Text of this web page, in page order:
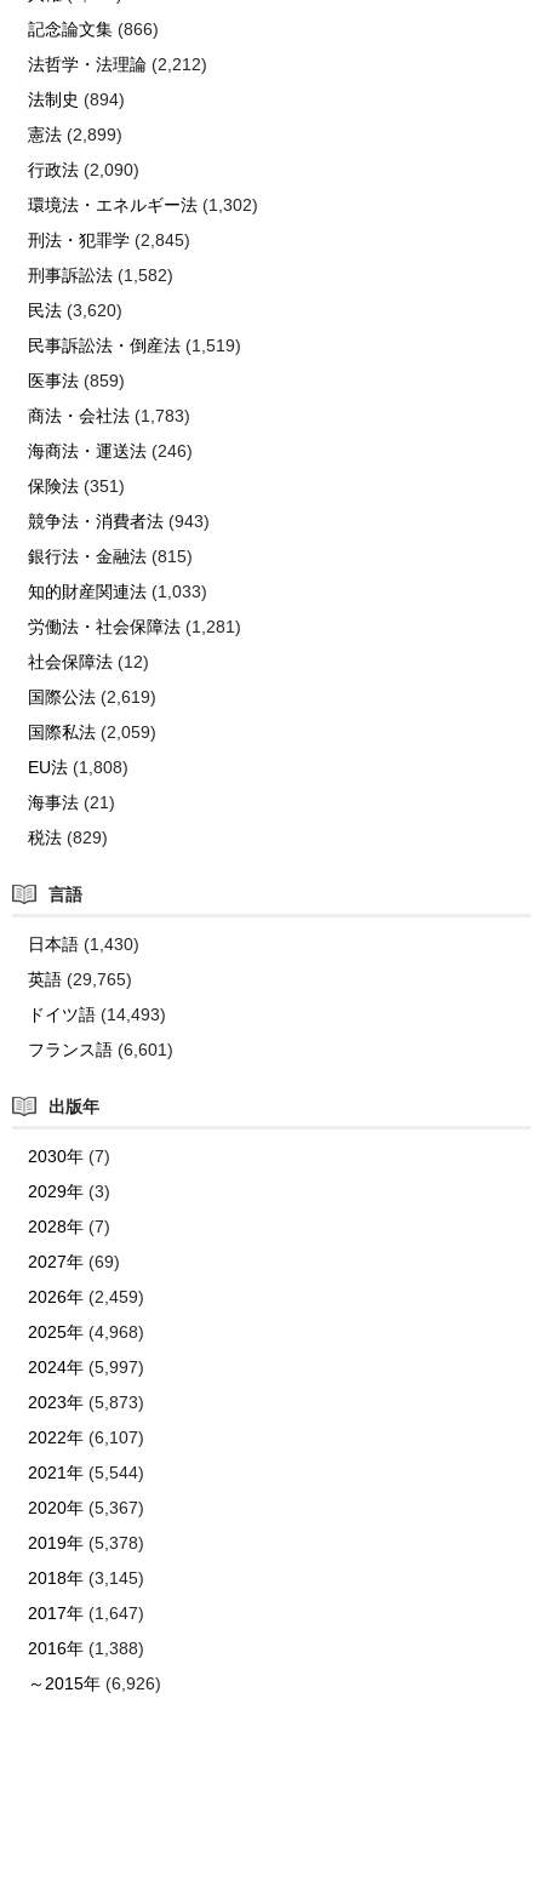
記念論文集(866)
法哲学・法理論(2,212)
法制史 (894)
憲法(2,899)
行政法(2,090)
環境法・エネルギー法(1,302)
刑法・犯罪学(2,845)
刑事訴訟法(1,582)
民法(3,620)
民事訴訟法・倒産法(1,519)
医事法(859)
商法・会社法(1,783)
海商法・運送法(246)
保険法(351)
競争法・消費者法(943)
銀行法・金融法(815)
知的財産関連法(1,033)
労働法・社会保障法(1,281)
社会保障法(12)
国際公法(2,619)
国際私法(2,059)
EU法(1,808)
海事法(21)
税法(829)
言語
日本語(1,430)
英語(29,765)
ドイツ語(14,493)
フランス語(6,601)
出版年
2030年(7)
2029年(3)
2028年(7)
2027年(69)
2026年(2,459)
2025年(4,968)
2024年(5,997)
2023年(5,873)
2022年(6,107)
2021年(5,544)
2020年(5,367)
2019年(5,378)
2018年(3,145)
2017年(1,647)
2016年(1,388)
～2015年(6,926)